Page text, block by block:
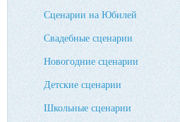
Сценарии на Юбилей
Свадебные сценарии
Новогодние сценарии
Детские сценарии
Школьные сценарии